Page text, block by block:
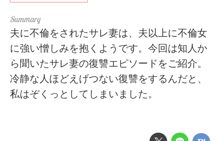
夫に不倫をされたサレ妻は、夫以上に不倫女
に強い憎しみを抱くようです。今回は知人か
ら聞いたサレ妻の復讐エピソードをご紹介。
冷静な人ほどえげつない復讐をするんだと、
私はぞくっとしてしまいました。